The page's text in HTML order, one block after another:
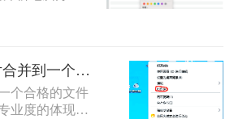
我深知PDF文
内容创作者的
点几乎每天
耐心。
怎样把三个pdf图片合并到一个文件？三招搞定，职场效率飙升秘籍！
个合格的文件
业度的体现。